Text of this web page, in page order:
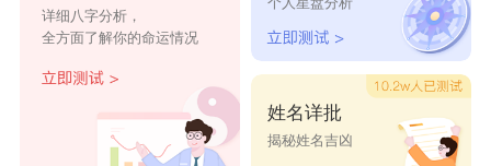
为社会上成功人士才决定结婚。
处女座
是很挑剔的，在出社会三年以内都不结
婚，挑剔的目光放在对方身上，对另一半的眼光变
详细八字分析，
全方面了解你的命运情况
姓名详批
揭秘姓名吉凶